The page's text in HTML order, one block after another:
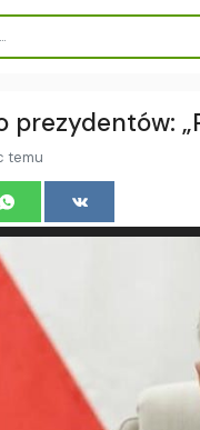
prezydentów:
temu